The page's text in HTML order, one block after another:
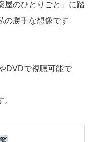
屋のひとりごと」に踏
の勝手な想像です
DVDで視聴可能で